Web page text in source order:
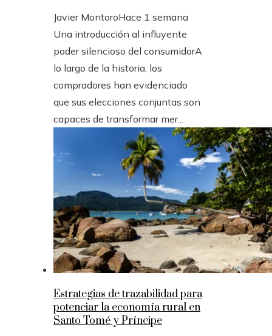
Javier MontoroHace 1 semana
Una introducción al influyente
poder silencioso del consumidorA
lo largo de la historia, los
compradores han evidenciado
que sus elecciones conjuntas son
capaces de transformar mer...
Estrategias de trazabilidad para
potenciar la economía rural en
Santo Tomé y Príncipe